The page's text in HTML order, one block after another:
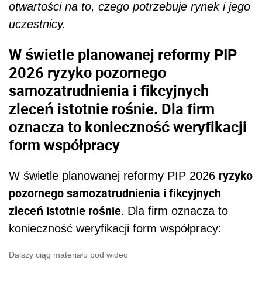
otwartości na to, czego potrzebuje rynek i jego
uczestnicy.
W świetle planowanej reformy PIP
2026 ryzyko pozornego
samozatrudnienia i fikcyjnych
zleceń istotnie rośnie. Dla firm
oznacza to konieczność weryfikacji
form współpracy
W świetle planowanej reformy PIP 2026 ryzyko
pozornego samozatrudnienia i fikcyjnych
zleceń istotnie rośnie. Dla firm oznacza to
konieczność weryfikacji form współpracy:
Dalszy ciąg materiału pod wideo